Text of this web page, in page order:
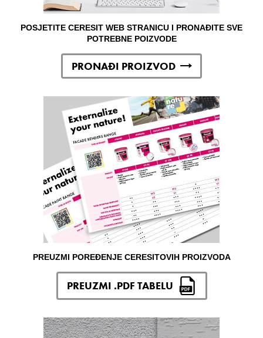
POSJETITE CERESIT WEB STRANICU I PRONAĐITE SVE
POTREBNE POIZVODE
PRONAĐI PROIZVOD
PREUZMI POREĐENJE CERESITOVIH PROIZVODA
PREUZMI .PDF TABELU